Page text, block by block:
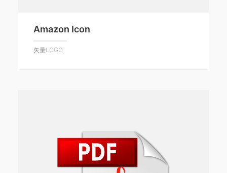
Amazon Icon
矢量LOGO